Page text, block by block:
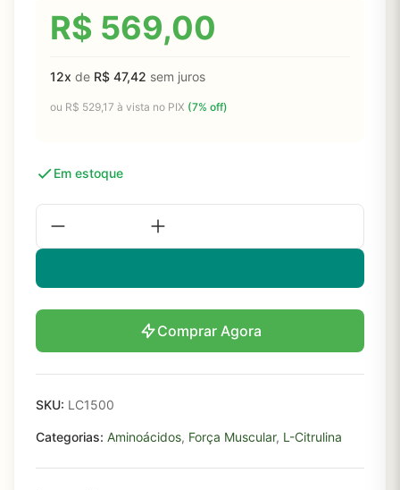
R$ 569,00
12x de R$ 47,42 sem juros
ou R$ 529,17 à vista no PIX (7% off)
Em estoque
Comprar Agora
SKU: LC1500
Categorias: Aminoácidos, Força Muscular, L-Citrulina